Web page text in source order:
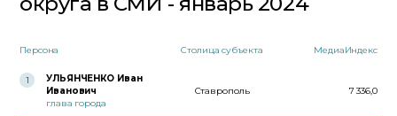
Персона Столица субъекта МедиаИндекс
1
УЛЬЯНЧЕНКО Иван
Иванович
глава города
Ставрополь 7 336,0